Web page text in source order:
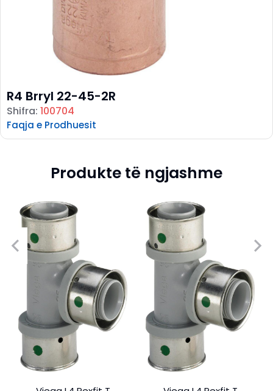
R4 Brryl 22-45-2R
Shifra: 100704
Faqja e Prodhuesit
Produkte të ngjashme